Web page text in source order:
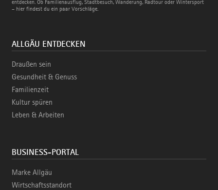
entdecken. Ob Familienausflug, Stadtbesuch, Wanderung, Radtour oder Wintersport
– hier findest du ein paar Vorschläge.
Bahn
ALLGÄU ENTDECKEN
Draußen sein
Gesundheit & Genuss
Familienzeit
Kultur spüren
Leben & Arbeiten
BUSINESS-PORTAL
Marke Allgäu
Wirtschaftsstandort